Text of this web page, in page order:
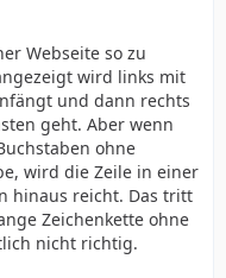
Webseite so zu
wird links mit
und dann rechts
geht. Aber wenn
ohne
wird die Zeile in einer
hinaus reicht. Das tritt
Zeichenkette ohne
nicht richtig.